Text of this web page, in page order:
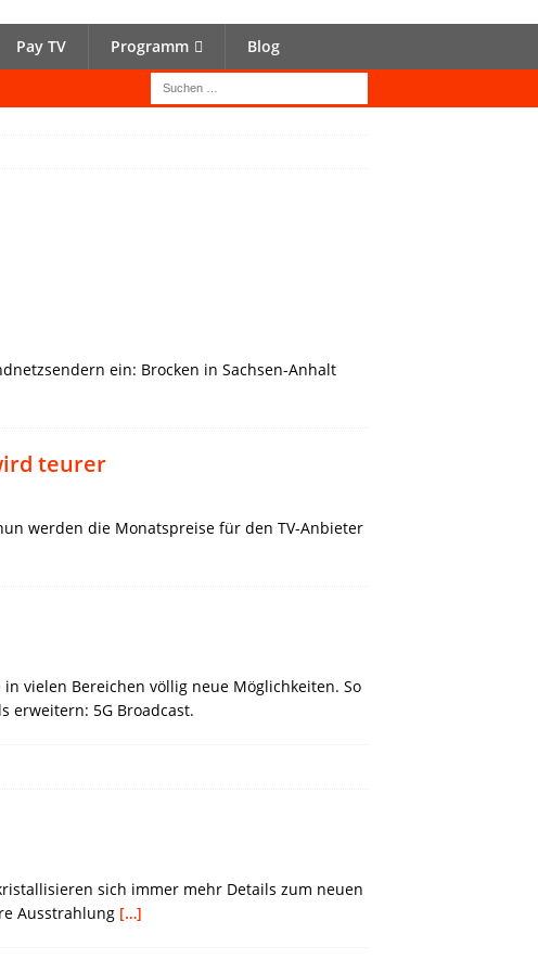
Pay TV Programm Blog
ein: Brocken in Sachsen-Anhalt
teurer
werden die Monatspreise für den TV-Anbieter
vielen Bereichen völlig neue Möglichkeiten. So
erweitern: 5G Broadcast.
sich immer mehr Details zum neuen
Ausstrahlung […]